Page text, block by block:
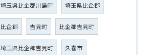
埼玉県比企郡川島町 埼玉県比企郡
比企郡 吉見町 比企郡吉見町
埼玉県比企郡吉見町 久喜市